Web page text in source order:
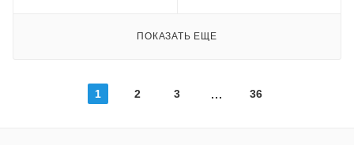
ПОКАЗАТЬ ЕЩЕ
1 2 3 36